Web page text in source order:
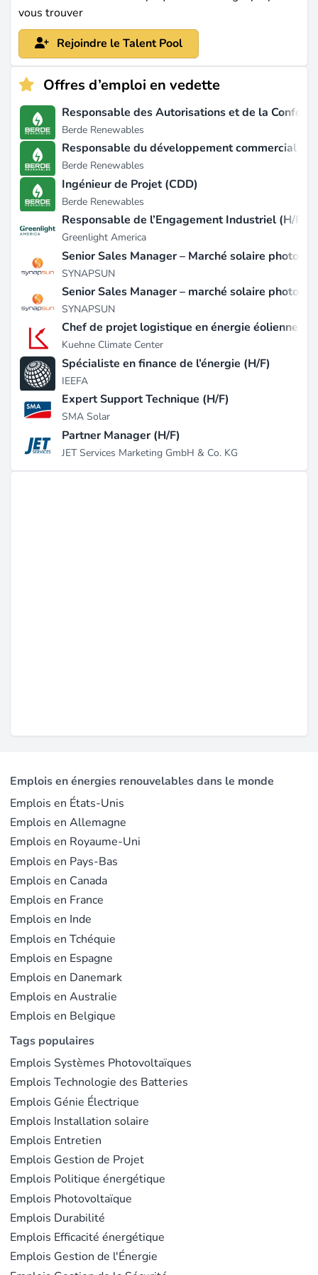
opportunités de croissance de carrière au sein d'une
entité privée à forte croissance suite à l'acquisition par
TPG (source :auroraer.com).
Dernière mise à jour le févr. 23, 2026 |
problème
vous trouver
Rejoindre le Talent Pool
Offres d’emploi en vedette
Responsable des Autorisations et de la
Berde Renewables
Responsable du développement commercial
Berde Renewables
Ingénieur de Projet (CDD)
Berde Renewables
Responsable de l’Engagement Industriel (H/F)
Greenlight America
Senior Sales Manager – Marché solaire
SYNAPSUN
Senior Sales Manager – marché solaire
SYNAPSUN
Chef de projet logistique en énergie éolienne
Kuehne Climate Center
Spécialiste en finance de l’énergie (H/F)
IEEFA
Expert Support Technique (H/F)
SMA Solar
Partner Manager (H/F)
JET Services Marketing GmbH & Co. KG
Emplois en énergies renouvelables dans le monde
Emplois en États-Unis
Emplois en Allemagne
Emplois en Royaume-Uni
Emplois en Pays-Bas
Emplois en Canada
Emplois en France
Emplois en Inde
Emplois en Tchéquie
Emplois en Espagne
Emplois en Danemark
Emplois en Australie
Emplois en Belgique
Tags populaires
Emplois Systèmes Photovoltaïques
Emplois Technologie des Batteries
Emplois Génie Électrique
Emplois Installation solaire
Emplois Entretien
Emplois Gestion de Projet
Emplois Politique énergétique
Emplois Photovoltaïque
Emplois Durabilité
Emplois Efficacité énergétique
Emplois Gestion de l'Énergie